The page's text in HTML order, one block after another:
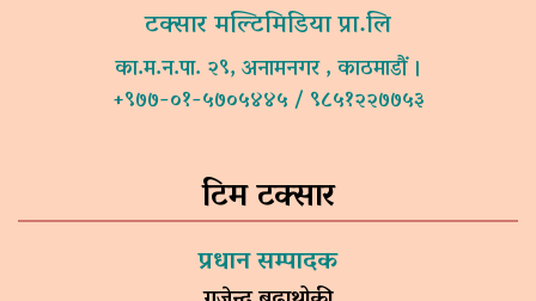
टक्सार मल्टिमिडिया प्रा.लि
का.म.न.पा. २९, अनामनगर , काठमाडौं ।
+९७७-०१-५७०५४४५ / ९८५१२२७७५३
टिम टक्सार
प्रधान सम्पादक